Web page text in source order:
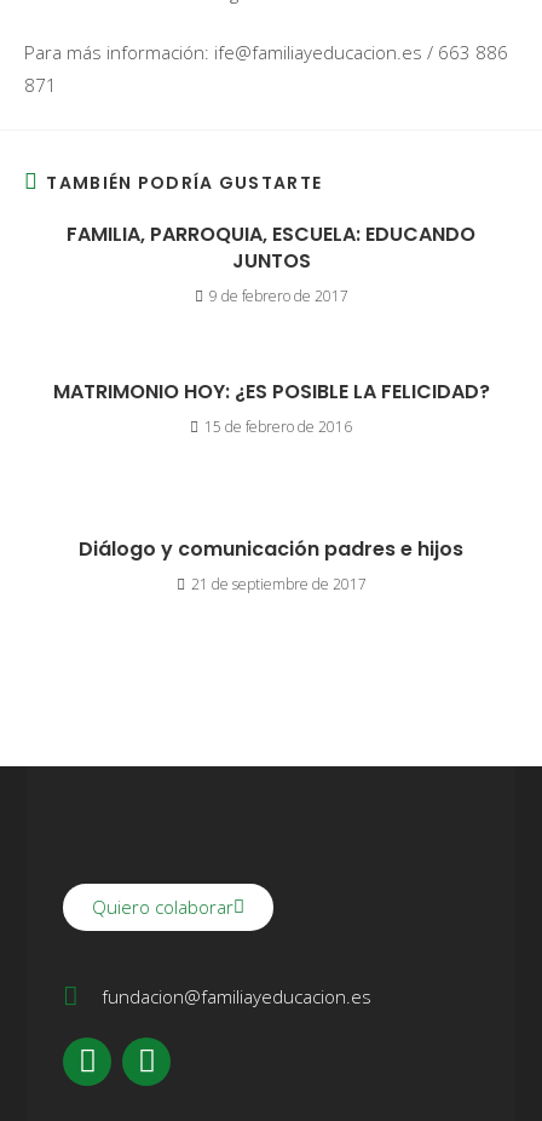
Para más información: ife@familiayeducacion.es / 663 886
871
TAMBIÉN PODRÍA GUSTARTE
FAMILIA, PARROQUIA, ESCUELA: EDUCANDO
JUNTOS
9 de febrero de 2017
MATRIMONIO HOY: ¿ES POSIBLE LA FELICIDAD?
15 de febrero de 2016
Diálogo y comunicación padres e hijos
21 de septiembre de 2017
Quiero colaborar
fundacion@familiayeducacion.es